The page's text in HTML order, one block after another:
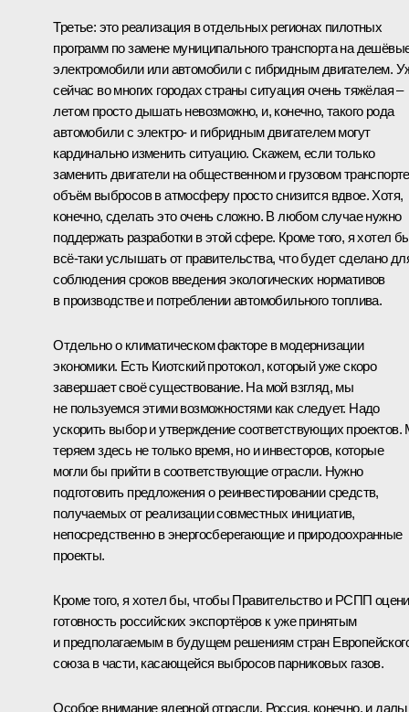
Третье: это реализация в отдельных регионах пилотных
программ по замене муниципального транспорта на
электромобили или автомобили с гибридным двигателем.
сейчас во многих городах страны ситуация очень тяжёлая –
летом просто дышать невозможно, и, конечно, такого рода
автомобили с электро- и гибридным двигателем могут
кардинально изменить ситуацию. Скажем, если только
заменить двигатели на общественном и грузовом
объём выбросов в атмосферу просто снизится вдвое. Хотя,
конечно, сделать это очень сложно. В любом случае нужно
поддержать разработки в этой сфере. Кроме того, я хотел
всё‑таки услышать от правительства, что будет сделано
соблюдения сроков введения экологических нормативов
в производстве и потреблении автомобильного топлива.
Отдельно о климатическом факторе в модернизации
экономики. Есть Киотский протокол, который уже скоро
завершает своё существование. На мой взгляд, мы
не пользуемся этими возможностями как следует. Надо
ускорить выбор и утверждение соответствующих
теряем здесь не только время, но и инвесторов, которые
могли бы прийти в соответствующие отрасли. Нужно
подготовить предложения о реинвестировании средств,
получаемых от реализации совместных инициатив,
непосредственно в энергосберегающие и природоохранные
проекты.
Кроме того, я хотел бы, чтобы Правительство и РСПП
готовность российских экспортёров к уже принятым
и предполагаемым в будущем решениям стран
союза в части, касающейся выбросов парниковых газов.
Особое внимание ядерной отрасли. Россия, конечно, и